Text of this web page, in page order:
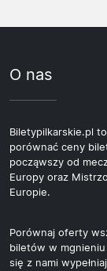
O nas
Biletypilkarskie.pl
porównać ceny
począwszy od
Europy oraz
Europie.
Porównaj oferty
biletów w
się z nami